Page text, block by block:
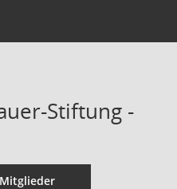
Stiftung -
Mitglieder